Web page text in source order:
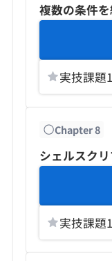
複数の条件
実技課題1
Chapter8
シェルスク
実技課題1